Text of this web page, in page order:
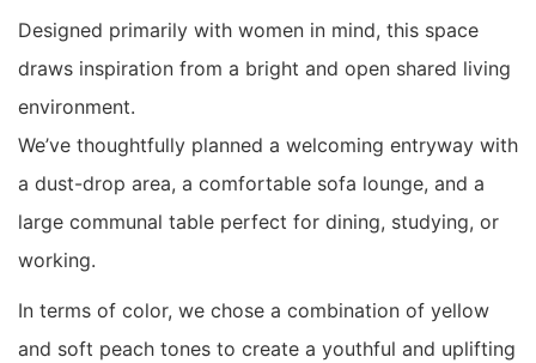
Designed primarily with women in mind, this space
draws inspiration from a bright and open shared living
environment.
We’ve thoughtfully planned a welcoming entryway with
a dust-drop area, a comfortable sofa lounge, and a
large communal table perfect for dining, studying, or
working.
In terms of color, we chose a combination of yellow
and soft peach tones to create a youthful and uplifting